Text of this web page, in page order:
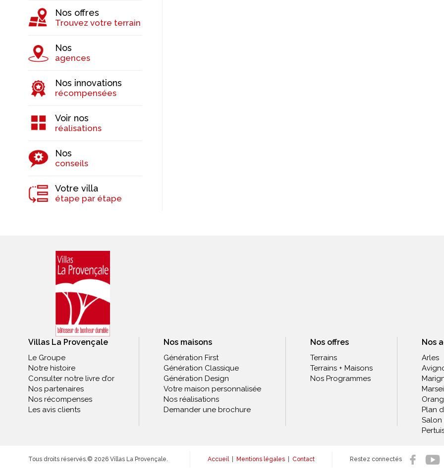
Nos offres
Trouvez votre terrain
Nos
agences
Nos innovations
récompensées
Voir nos
réalisations
Nos
conseils
Votre villa
étape par étape
Villas La Provençale
Le Groupe
Notre histoire
Consulter notre livre d’or
Nos partenaires
Nos récompenses
Les avis clients
Nos maisons
Génération First
Génération Classique
Génération Design
Votre maison personnalisée
Nos réalisations
Demander une brochure
Nos offres
Terrains
Terrains + Maisons
Nos Programmes
Nos
Arles
Plan
Salon
© 2026 Villas La Provençale.
Tous droits réservés. Accueil| Mentions légales Contact Restez connectés